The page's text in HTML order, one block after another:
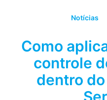
Notícias
Como
controle
dentro